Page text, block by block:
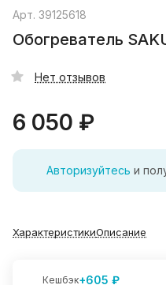
Арт. 39125618
Обогреватель
Нет отзывов
6 050 ₽
Авторизуйтесь и
ХарактеристикиОписание
Кешбэк+605 ₽